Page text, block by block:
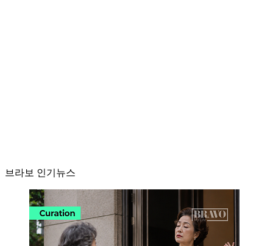
브라보 인기뉴스